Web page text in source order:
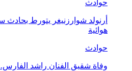
حوادث
أرنولد شوارزنيغر يتورط
هوائية
حوادث
وفاة شقيق الفنان راشد الفارس..